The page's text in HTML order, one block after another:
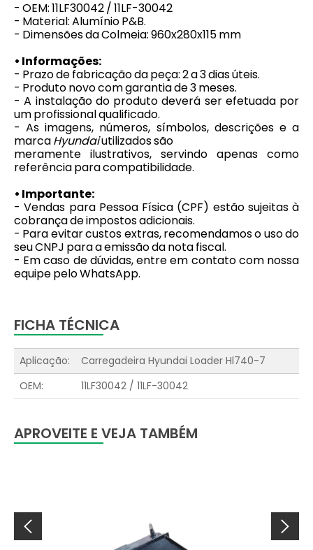
- OEM: 11LF30042 / 11LF-30042
- Material: Alumínio P&B.
- Dimensões da Colmeia: 960x280x115 mm
• Informações:
- Prazo de fabricação da peça: 2 a 3 dias úteis.
- Produto novo com garantia de 3 meses.
- A instalação do produto deverá ser efetuada por
um profissional qualificado.
- As imagens, números, símbolos, descrições e a
marcaHyundaiutilizados são
meramente ilustrativos, servindo apenas como
referência para compatibilidade.
• Importante:
- Vendas para Pessoa Física (CPF) estão sujeitas à
cobrança de impostos adicionais.
- Para evitar custos extras, recomendamos o uso do
seu CNPJ para a emissão da nota fiscal.
- Em caso de dúvidas, entre em contato com nossa
equipe pelo WhatsApp.
FICHA TÉCNICA
Aplicação:
Carregadeira Hyundai Loader Hl740-7
OEM:
11LF30042 / 11LF-30042
APROVEITE E VEJA TAMBÉM